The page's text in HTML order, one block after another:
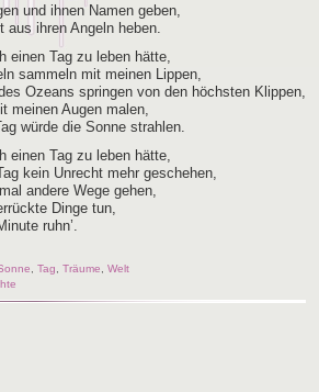
und ihnen Namen geben,
aus ihren Angeln heben.
einen Tag zu leben hätte,
sam­meln mit mei­nen Lippen,
Oze­ans sprin­gen von den höchs­ten Klippen,
mei­nen Augen malen,
wür­de die Son­ne strahlen.
einen Tag zu leben hätte,
kein Unrecht mehr geschehen,
ande­re Wege gehen,
Din­ge tun,
ruhn’.
Tag Träume
Welt